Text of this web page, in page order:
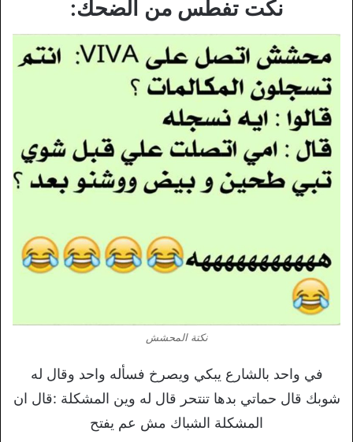
نكت تفطس من الضحك:
نكتة المحشش
في واحد بالشارع يبكي ويصرخ فسأله واحد وقال له
شوبك قال حماتي بدها تنتحر قال له وين المشكلة :قال ان
المشكلة الشباك مش عم يفتح